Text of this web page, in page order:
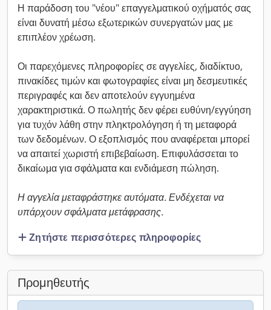
Η παράδοση του "νέου" επαγγελματικού οχήματός σας
είναι δυνατή μέσω εξωτερικών συνεργατών μας με
επιπλέον χρέωση.
Οι παρεχόμενες πληροφορίες σε αγγελίες, διαδίκτυο,
πινακίδες τιμών και φωτογραφίες είναι μη δεσμευτικές
περιγραφές και δεν αποτελούν εγγυημένα
χαρακτηριστικά. Ο πωλητής δεν φέρει ευθύνη/εγγύηση
για τυχόν λάθη στην πληκτρολόγηση ή τη μεταφορά
των δεδομένων. Ο εξοπλισμός που αναφέρεται μπορεί
να απαιτεί χωριστή επιβεβαίωση. Επιφυλάσσεται το
δικαίωμα για σφάλματα και ενδιάμεση πώληση.
Η αγγελία μεταφράστηκε αυτόματα. Ενδέχεται να
υπάρχουν σφάλματα μετάφρασης.
Ζητήστε περισσότερες πληροφορίες
Προμηθευτής